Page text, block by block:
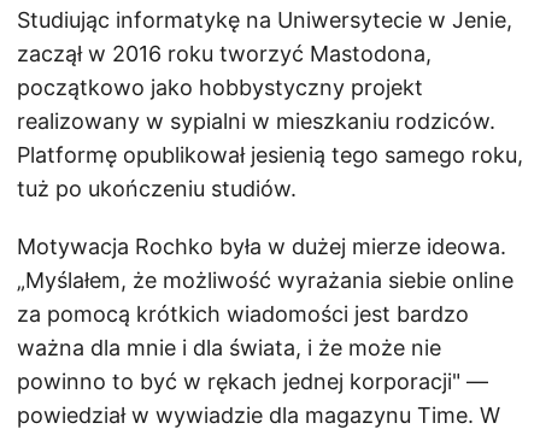
Studiując informatykę na Uniwersytecie w Jenie,
zaczął w 2016 roku tworzyć Mastodona,
początkowo jako hobbystyczny projekt
realizowany w sypialni w mieszkaniu rodziców.
Platformę opublikował jesienią tego samego roku,
tuż po ukończeniu studiów.
Motywacja Rochko była w dużej mierze ideowa.
„Myślałem, że możliwość wyrażania siebie online
za pomocą krótkich wiadomości jest bardzo
ważna dla mnie i dla świata, i że może nie
powinno to być w rękach jednej korporacji" —
powiedział w wywiadzie dla magazynu Time. W